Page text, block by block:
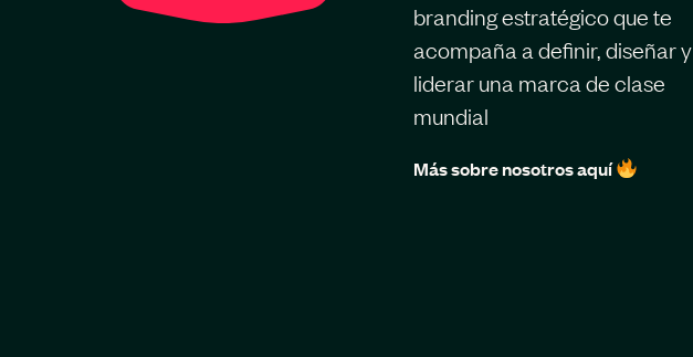
branding estratégico que te
acompaña a definir, diseñar y
liderar una marca de clase
mundial
Más sobre nosotros aquí